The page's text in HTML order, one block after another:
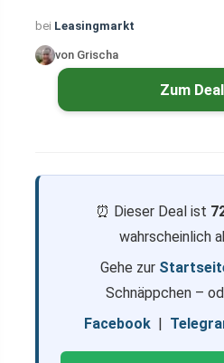
bei Leasingmarkt
von Grischa
Zum Deal
⏰ Dieser Deal ist
wahrscheinlich
Gehe zur
Schnäppchen –
Facebook |